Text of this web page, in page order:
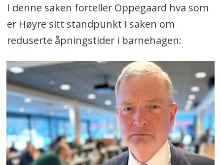
I denne saken forteller Oppegaard hva som
er Høyre sitt standpunkt i saken om
reduserte åpningstider i barnehagen: